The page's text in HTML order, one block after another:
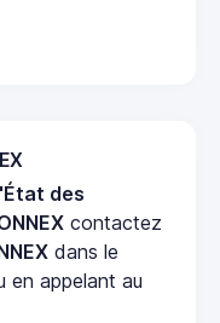
des
contactez
dans le
en appelant au